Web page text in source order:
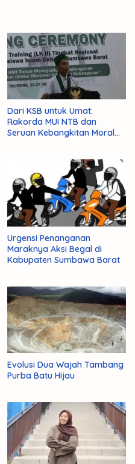
Dari KSB untuk Umat:
Rakorda MUI NTB dan
Seruan Kebangkitan Moral
Urgensi Penanganan
Maraknya Aksi Begal di
Kabupaten Sumbawa Barat
Evolusi Dua Wajah Tambang
Purba Batu Hijau